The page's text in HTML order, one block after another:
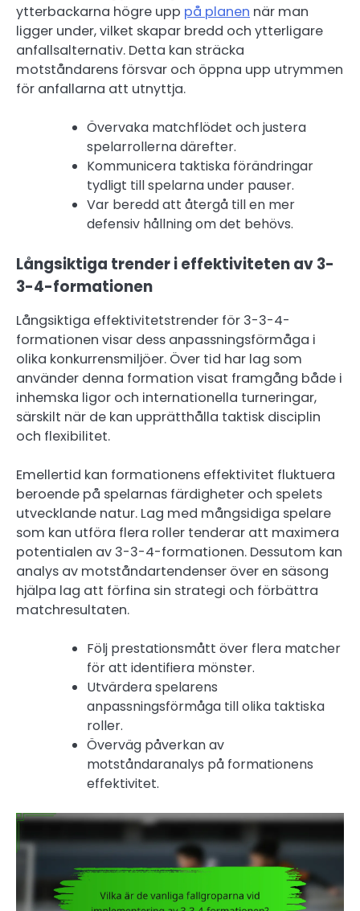
ytterbackarna högre upp på planen när man
ligger under, vilket skapar bredd och ytterligare
anfallsalternativ. Detta kan sträcka
motståndarens försvar och öppna upp utrymmen
för anfallarna att utnyttja.
Övervaka matchflödet och justera
spelarrollerna därefter.
Kommunicera taktiska förändringar
tydligt till spelarna under pauser.
Var beredd att återgå till en mer
defensiv hållning om det behövs.
Långsiktiga trender i effektiviteten av 3-
3-4-formationen
Långsiktiga effektivitetstrender för 3-3-4-
formationen visar dess anpassningsförmåga i
olika konkurrensmiljöer. Över tid har lag som
använder denna formation visat framgång både i
inhemska ligor och internationella turneringar,
särskilt när de kan upprätthålla taktisk disciplin
och flexibilitet.
Emellertid kan formationens effektivitet fluktuera
beroende på spelarnas färdigheter och spelets
utvecklande natur. Lag med mångsidiga spelare
som kan utföra flera roller tenderar att maximera
potentialen av 3-3-4-formationen. Dessutom kan
analys av motståndartendenser över en säsong
hjälpa lag att förfina sin strategi och förbättra
matchresultaten.
Följ prestationsmått över flera matcher
för att identifiera mönster.
Utvärdera spelarens
anpassningsförmåga till olika taktiska
roller.
Överväg påverkan av
motståndaranalys på formationens
effektivitet.